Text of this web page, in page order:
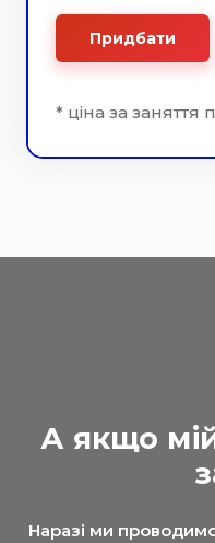
Придбати
* ціна за заняття
А якщо
Наразі ми